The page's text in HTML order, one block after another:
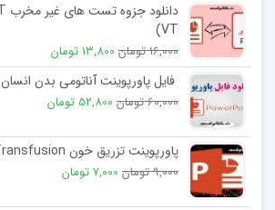
VT)
16,000 تومان 13,800 تومان
فایل پاورپوینت آناتومی بدن انسان
60,000 تومان 52,800 تومان
پاورپوینت تزریق خون Blood Transfusion
9,000 تومان 7,000 تومان